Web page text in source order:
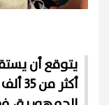
يتوقع أن
أكثر